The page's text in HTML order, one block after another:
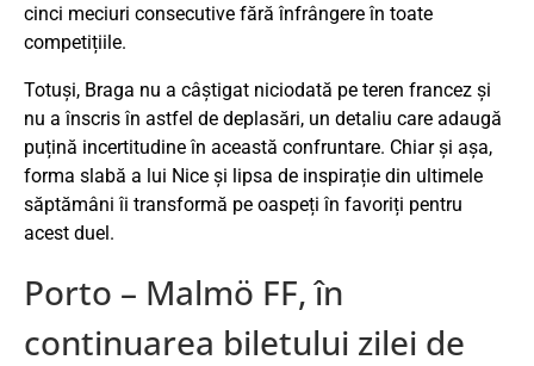
cinci meciuri consecutive fără înfrângere în toate
competițiile.
Totuși, Braga nu a câștigat niciodată pe teren francez și
nu a înscris în astfel de deplasări, un detaliu care adaugă
puțină incertitudine în această confruntare. Chiar și așa,
forma slabă a lui Nice și lipsa de inspirație din ultimele
săptămâni îi transformă pe oaspeți în favoriți pentru
acest duel.
Porto – Malmö FF, în
continuarea biletului zilei de